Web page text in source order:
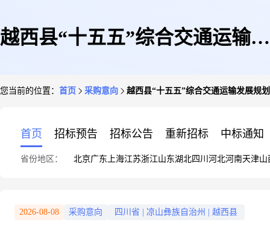
越西县“十五五”综合交通运输发
您当前的位置： 首页 采购意向 越西县“十五五”综合交通运输发展规
首页 招标预告 招标公告 重新招标 中标通知
省份地区： 北京广东 上海江苏浙江山东湖北四川 河北河南天津山
2026-08-08 采购意向 四川省 凉山彝族自治州 越西县